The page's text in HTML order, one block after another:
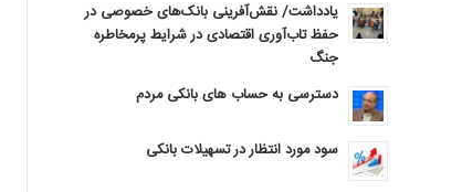
یادداشت/ نقش‌آفرینی بانک‌های خصوصی در
حفظ تاب‌آوری اقتصادی در شرایط پرمخاطره
جنگ
دسترسی به حساب های بانکی مردم
سود مورد انتظار در تسهیلات بانکی